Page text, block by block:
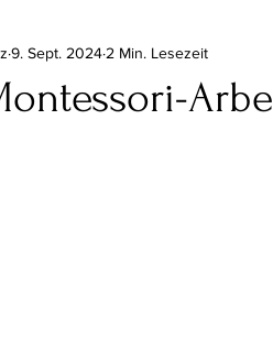
9. Sept. 2024 2 Min. Lesezeit